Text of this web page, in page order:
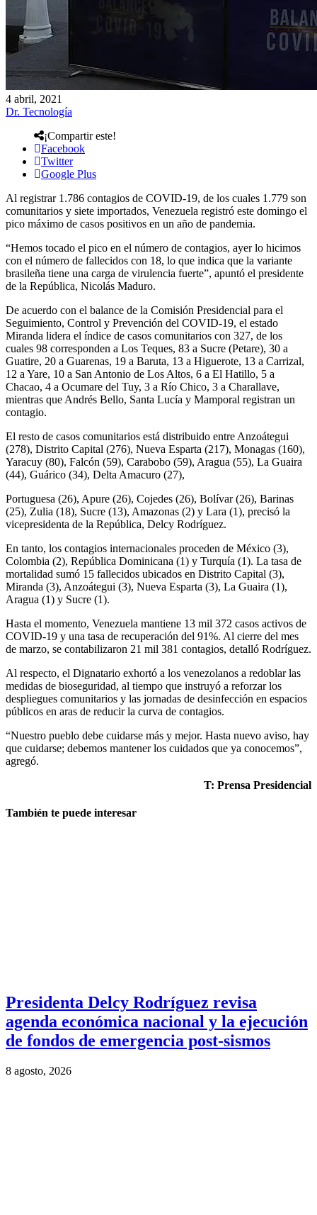
4 abril, 2021
Dr. Tecnología
¡Compartir este!
Facebook
Twitter
Google Plus
Al registrar 1.786 contagios de COVID-19, de los cuales 1.779 son
comunitarios y siete importados, Venezuela registró este domingo el
pico máximo de casos positivos en un año de pandemia.
“Hemos tocado el pico en el número de contagios, ayer lo hicimos
con el número de fallecidos con 18, lo que indica que la variante
brasileña tiene una carga de virulencia fuerte”, apuntó el presidente
de la República, Nicolás Maduro.
De acuerdo con el balance de la Comisión Presidencial para el
Seguimiento, Control y Prevención del COVID-19, el estado
Miranda lidera el índice de casos comunitarios con 327, de los
cuales 98 corresponden a Los Teques, 83 a Sucre (Petare), 30 a
Guatire, 20 a Guarenas, 19 a Baruta, 13 a Higuerote, 13 a Carrizal,
12 a Yare, 10 a San Antonio de Los Altos, 6 a El Hatillo, 5 a
Chacao, 4 a Ocumare del Tuy, 3 a Río Chico, 3 a Charallave,
mientras que Andrés Bello, Santa Lucía y Mamporal registran un
contagio.
El resto de casos comunitarios está distribuido entre Anzoátegui
(278), Distrito Capital (276), Nueva Esparta (217), Monagas (160),
Yaracuy (80), Falcón (59), Carabobo (59), Aragua (55), La Guaira
(44), Guárico (34), Delta Amacuro (27),
Portuguesa (26), Apure (26), Cojedes (26), Bolívar (26), Barinas
(25), Zulia (18), Sucre (13), Amazonas (2) y Lara (1), precisó la
vicepresidenta de la República, Delcy Rodríguez.
En tanto, los contagios internacionales proceden de México (3),
Colombia (2), República Dominicana (1) y Turquía (1). La tasa de
mortalidad sumó 15 fallecidos ubicados en Distrito Capital (3),
Miranda (3), Anzoátegui (3), Nueva Esparta (3), La Guaira (1),
Aragua (1) y Sucre (1).
Hasta el momento, Venezuela mantiene 13 mil 372 casos activos de
COVID-19 y una tasa de recuperación del 91%. Al cierre del mes
de marzo, se contabilizaron 21 mil 381 contagios, detalló Rodríguez.
Al respecto, el Dignatario exhortó a los venezolanos a redoblar las
medidas de bioseguridad, al tiempo que instruyó a reforzar los
despliegues comunitarios y las jornadas de desinfección en espacios
públicos en aras de reducir la curva de contagios.
“Nuestro pueblo debe cuidarse más y mejor. Hasta nuevo aviso, hay
que cuidarse; debemos mantener los cuidados que ya conocemos”,
agregó.
T: Prensa Presidencial
También te puede interesar
Presidenta Delcy Rodríguez revisa
agenda económica nacional y la ejecución
de fondos de emergencia post-sismos
8 agosto, 2026